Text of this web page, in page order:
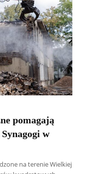
pomagają
w
na terenie Wielkiej